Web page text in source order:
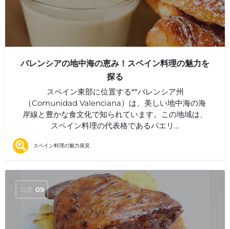
バレンシアの地中海の恵み！スペイン料理の魅力を
探る
スペイン東部に位置する**バレンシア州
（Comunidad Valenciana）は、美しい地中海の海
岸線と豊かな食文化で知られています。この地域は、
スペイン料理の代表格であるパエリ…
スペイン料理の魅力発見
12月 09